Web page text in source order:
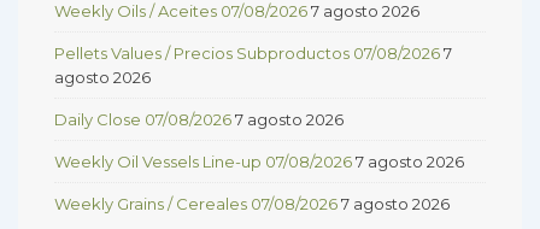
Weekly Oils / Aceites 07/08/20267 agosto 2026
Pellets Values / Precios Subproductos 07/08/20267
agosto 2026
Daily Close 07/08/20267 agosto 2026
Weekly Oil Vessels Line-up 07/08/20267 agosto 2026
Weekly Grains / Cereales 07/08/20267 agosto 2026